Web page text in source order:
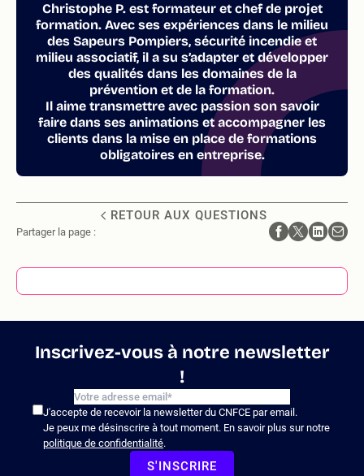
Christophe P. est formateur et chef de projet
formation. Avec ses expériences dans le milieu
des Sapeurs Pompiers, sécurité incendie et
milieu associatif, il a su s’adapter et développer
des qualités dans les domaines de la
prévention et de la formation.
Il aime transmettre avec passion son savoir
faire dans ses animations et accompagner les
clients dans la mise en place de formations
obligatoires en entreprise.
RETOUR AUX QUESTIONS
Partager la page :
Inscrivez-vous à notre newsletter
!
J'accepte de recevoir la newsletter du CNFCE par email.
Je peux me désinscrire à tout moment. En savoir plus sur notre
politique de confidentialité.
S'INSCRIRE